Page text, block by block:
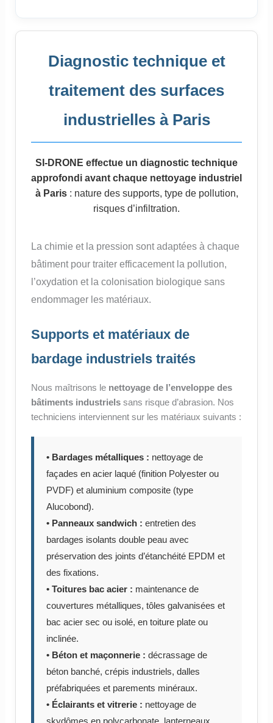
Diagnostic technique et
traitement des surfaces
industrielles à Paris
SI-DRONE effectue un diagnostic technique
approfondi avant chaque nettoyage industriel
à Paris: nature des supports, type de pollution,
risques d’infiltration.
La chimie et la pression sont adaptées à chaque
bâtiment pour traiter efficacement la pollution,
l’oxydation et la colonisation biologique sans
endommager les matériaux.
Supports et matériaux de
bardage industriels traités
Nous maîtrisons le nettoyage de l’enveloppe des
bâtiments industrielssans risque d’abrasion. Nos
techniciens interviennent sur les matériaux suivants :
• Bardages métalliques : nettoyage de
façades en acier laqué (finition Polyester ou
PVDF) et aluminium composite (type
Alucobond).
• Panneaux sandwich : entretien des
bardages isolants double peau avec
préservation des joints d’étanchéité EPDM et
des fixations.
• Toitures bac acier : maintenance de
couvertures métalliques, tôles galvanisées et
bac acier sec ou isolé, en toiture plate ou
inclinée.
• Béton et maçonnerie : décrassage de
béton banché, crépis industriels, dalles
préfabriquées et parements minéraux.
• Éclairants et vitrerie : nettoyage de